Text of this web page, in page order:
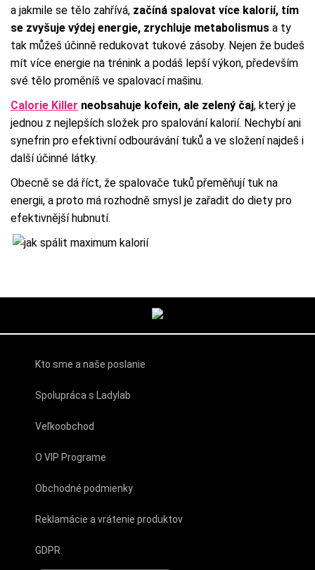
a jakmile se tělo zahřívá, začíná spalovat více kalorií, tím
se zvyšuje výdej energie, zrychluje metabolismus a ty
tak můžeš účinně redukovat tukové zásoby. Nejen že budeš
mít více energie na trénink a podáš lepší výkon, především
své tělo proměníš ve spalovací mašinu.
Calorie Killer neobsahuje kofein, ale zelený čaj, který je
jednou z nejlepších složek pro spalování kalorií. Nechybí ani
synefrin pro efektivní odbourávání tuků a ve složení najdeš i
další účinné látky.
Obecně se dá říct, že spalovače tuků přeměňují tuk na
energii, a proto má rozhodně smysl je zařadit do diety pro
efektivnější hubnutí.
Kto sme a naše poslanie
Spolupráca s Ladylab
Veľkoobchod
O VIP Programe
Obchodné podmienky
Reklamácie a vrátenie produktov
GDPR